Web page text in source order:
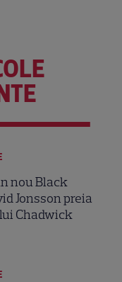
nou Black
Jonsson preia
Chadwick